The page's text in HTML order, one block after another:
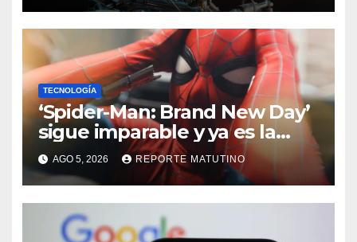
TECNOLOGÍA
‘Spider-Man: Brand New Day’
sigue imparable y ya es la
película más taquillera de
2026
AGO 5, 2026 REPORTE MATUTINO